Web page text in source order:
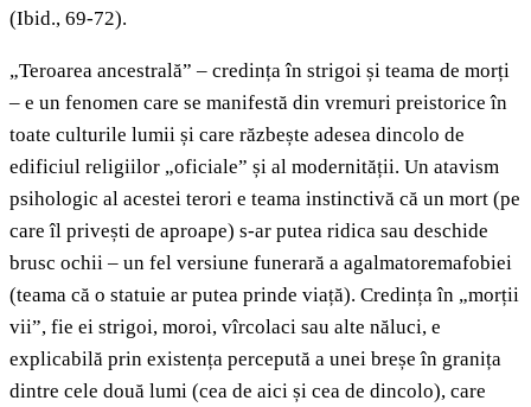
(Ibid., 69-72).
„Teroarea ancestrală” – credința în strigoi și teama de morți
– e un fenomen care se manifestă din vremuri preistorice în
toate culturile lumii și care răzbește adesea dincolo de
edificiul religiilor „oficiale” și al modernității. Un atavism
psihologic al acestei terori e teama instinctivă că un mort (pe
care îl privești de aproape) s-ar putea ridica sau deschide
brusc ochii – un fel versiune funerară a agalmatoremafobiei
(teama că o statuie ar putea prinde viață). Credința în „morții
vii”, fie ei strigoi, moroi, vîrcolaci sau alte năluci, e
explicabilă prin existența percepută a unei breșe în granița
dintre cele două lumi (cea de aici și cea de dincolo), care